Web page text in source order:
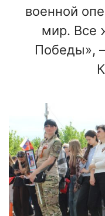
военной
мир. Все
Победы»,